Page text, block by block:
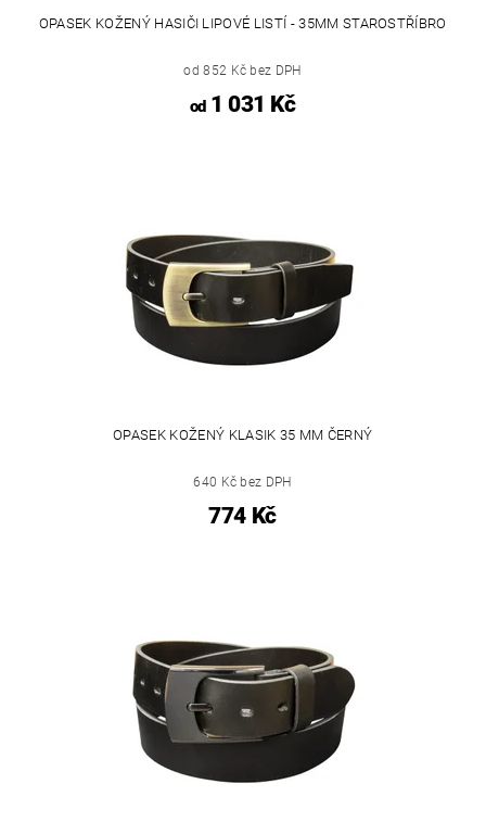
OPASEK KOŽENÝ HASIČI LIPOVÉ LISTÍ - 35MM STAROSTŘÍBRO
od 852 Kč bez DPH
od1 031 Kč
OPASEK KOŽENÝ KLASIK 35 MM ČERNÝ
640 Kč bez DPH
774 Kč